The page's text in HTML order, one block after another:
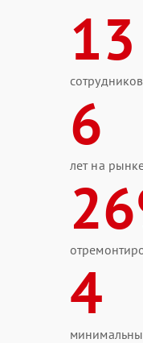
13
6
лет на
4